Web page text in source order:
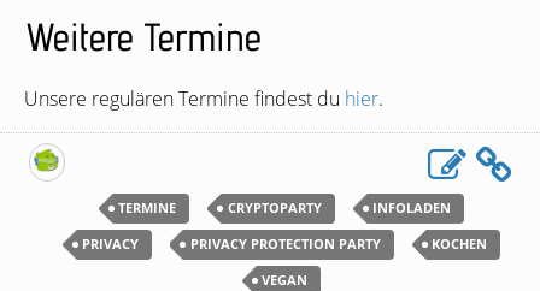
Weitere Termine
Unsere regulären Termine findest du hier.
TERMINE CRYPTOPARTY
INFOLADEN
PRIVACY
PRIVACY PROTECTION PARTY
KOCHEN
VEGAN